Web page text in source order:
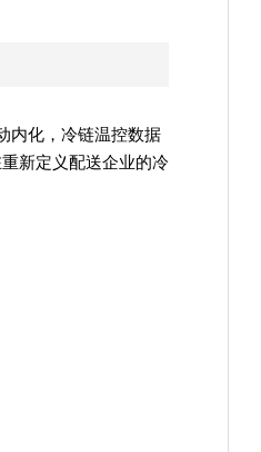
内化，冷链温控数据
新定义配送企业的冷